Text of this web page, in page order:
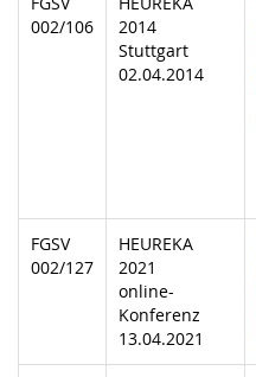
002/106
2014
Stuttgart
02.04.2014
FGSV
002/127
HEUREKA
2021
online-
Konferenz
13.04.2021